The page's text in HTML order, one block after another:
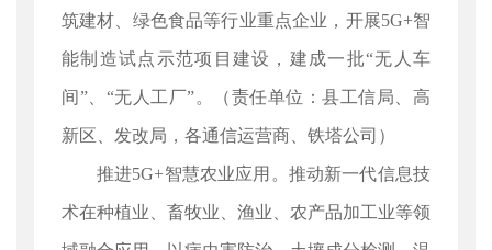
筑建材、绿色食品等行业重点企业，开展5G+智
能制造试点示范项目建设，建成一批“无人车
间”、“无人工厂”。（责任单位：县工信局、高
新区、发改局，各通信运营商、铁塔公司）
推进5G+智慧农业应用。推动新一代信息技
术在种植业、畜牧业、渔业、农产品加工业等领